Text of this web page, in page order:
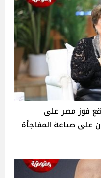
فوز مصر على
على صناعة المفاجأة